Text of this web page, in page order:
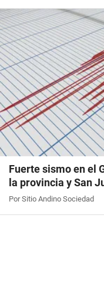
Fuerte sismo en el
la provincia y San
Por Sitio Andino Sociedad